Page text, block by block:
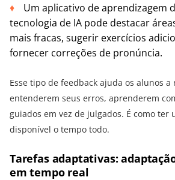
Um aplicativo de aprendizagem
tecnologia de IA pode destacar
mais fracas, sugerir exercícios
fornecer correções de pronúncia.
Esse tipo de feedback ajuda os alunos a
entenderem seus erros, aprenderem
guiados em vez de julgados. É como ter
disponível o tempo todo.
Tarefas adaptativas:
em tempo real